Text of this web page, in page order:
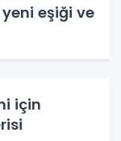
eşiği ve
için